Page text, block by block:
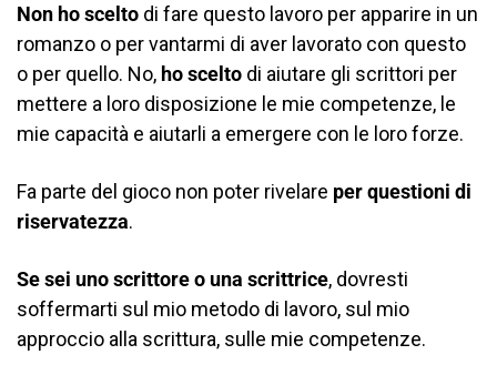
Non ho scelto di fare questo lavoro per apparire in un
romanzo o per vantarmi di aver lavorato con questo
o per quello. No, ho scelto di aiutare gli scrittori per
mettere a loro disposizione le mie competenze, le
mie capacità e aiutarli a emergere con le loro forze.
Fa parte del gioco non poter rivelare per questioni di
riservatezza.
Se sei uno scrittore o una scrittrice, dovresti
soffermarti sul mio metodo di lavoro, sul mio
approccio alla scrittura, sulle mie competenze.